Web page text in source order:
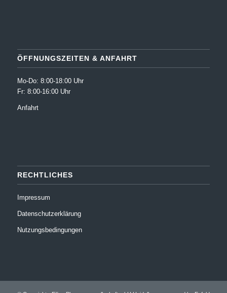
ÖFFNUNGSZEITEN & ANFAHRT
Mo-Do: 8:00-18:00 Uhr
Fr: 8:00-16:00 Uhr
Anfahrt
RECHTLICHES
Impressum
Datenschutzerklärung
Nutzungsbedingungen